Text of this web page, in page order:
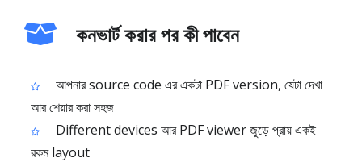
কনভার্ট করার পর কী পাবেন
আপনার source code এর একটা PDF version, যেটা দেখা
আর শেয়ার করা সহজ
Different devices আর PDF viewer জুড়ে প্রায় একই
রকম layout